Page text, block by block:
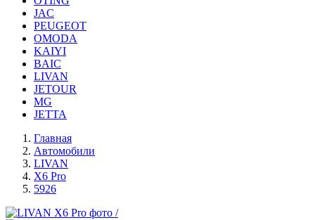
JAC
PEUGEOT
OMODA
KAIYI
BAIC
LIVAN
JETOUR
MG
JETTA
Главная
Автомобили
LIVAN
X6 Pro
5926